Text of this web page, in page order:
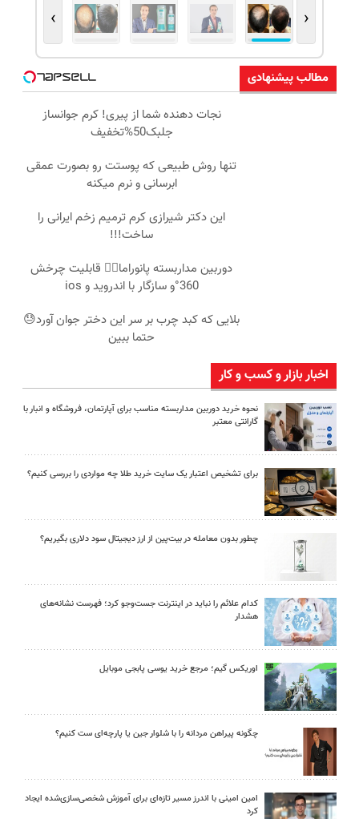
‹
›
مطالب پیشنهادی
نجات دهنده شما از پیری! کرم جوانساز
جلبک50%تخفیف
تنها روش طبیعی که پوستت رو بصورت عمقی
ابرسانی و نرم میکنه
این دکتر شیرازی کرم ترمیم زخم ایرانی را
ساخت!!!
دوربین مداربسته پانوراما👈🏻 قابلیت چرخش
360°و سازگار با اندروید و ios
بلایی که کبد چرب بر سر این دختر جوان آورد😓
حتما ببین
اخبار بازار و کسب و کار
نحوه خرید دوربین مداربسته مناسب برای آپارتمان، فروشگاه و انبار با
گارانتی معتبر
برای تشخیص اعتبار یک سایت خرید طلا چه مواردی را بررسی کنیم؟
چطور بدون معامله در بیت‌پین از ارز دیجیتال سود دلاری بگیریم؟
کدام علائم را نباید در اینترنت جست‌وجو کرد؛ فهرست نشانه‌های
هشدار
اوریکس گیم؛ مرجع خرید یوسی پابجی موبایل
چگونه پیراهن مردانه را با شلوار جین یا پارچه‌ای ست کنیم؟
امین امینی با اندرز مسیر تازه‌ای برای آموزش شخصی‌سازی‌شده ایجاد
کرد